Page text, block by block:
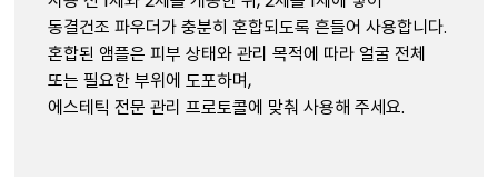
동결건조 파우더가 충분히 혼합되도록 흔들어 사용합니다.
혼합된 앰플은 피부 상태와 관리 목적에 따라 얼굴 전체
또는 필요한 부위에 도포하며,
에스테틱 전문 관리 프로토콜에 맞춰 사용해 주세요.